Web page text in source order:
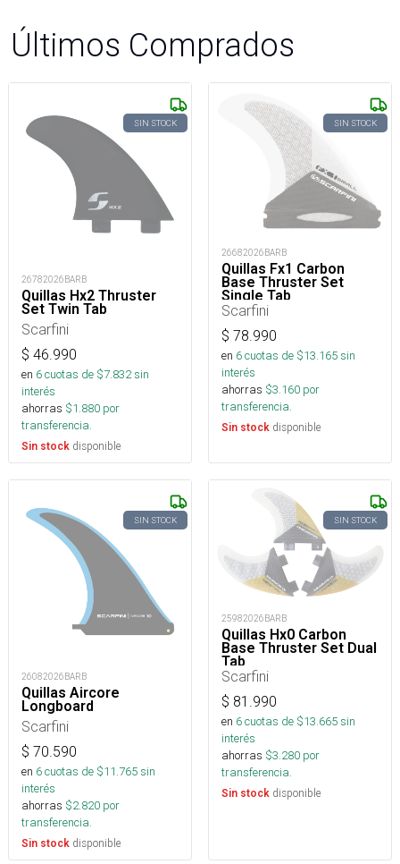
Últimos Comprados
SIN STOCK
26782026BARB
Quillas Hx2 Thruster
Set Twin Tab
Scarfini
$ 46.990
en 6cuotas de $7.832sin
interés
ahorras $1.880 por
transferencia.
Sin stock disponible
SIN STOCK
26682026BARB
Quillas Fx1 Carbon
Base Thruster Set
Single Tab
Scarfini
$ 78.990
en 6cuotas de $13.165sin
interés
ahorras $3.160 por
transferencia.
Sin stock disponible
SIN STOCK
26082026BARB
Quillas Aircore
Longboard
Scarfini
$ 70.590
en 6cuotas de $11.765sin
interés
ahorras $2.820 por
transferencia.
Sin stock disponible
SIN STOCK
25982026BARB
Quillas Hx0 Carbon
Base Thruster Set Dual
Tab
Scarfini
$ 81.990
en 6cuotas de $13.665sin
interés
ahorras $3.280 por
transferencia.
Sin stock disponible